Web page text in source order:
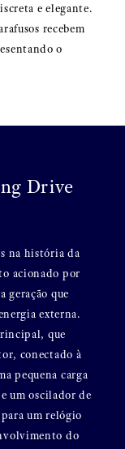
e elegante.
recebem
o
Drive
na história da
acionado por
geração que
externa.
que
conectado à
pequena carga
um oscilador de
um relógio
do